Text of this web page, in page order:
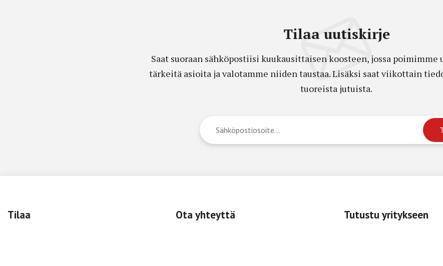
Tilaa uutiskirje
Saat suoraan sähköpostiisi kuukausittaisen koosteen, jossa
tärkeitä asioita ja valotamme niiden taustaa. Lisäksi saat viikottain
tuoreista jutuista.
Tilaa Ota yhteyttä Tutustu yritykseen